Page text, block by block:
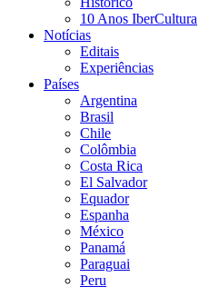
10 Anos IberCultura
Notícias
Editais
Experiências
Países
Argentina
Brasil
Chile
Colômbia
Costa Rica
El Salvador
Equador
Espanha
México
Panamá
Paraguai
Peru